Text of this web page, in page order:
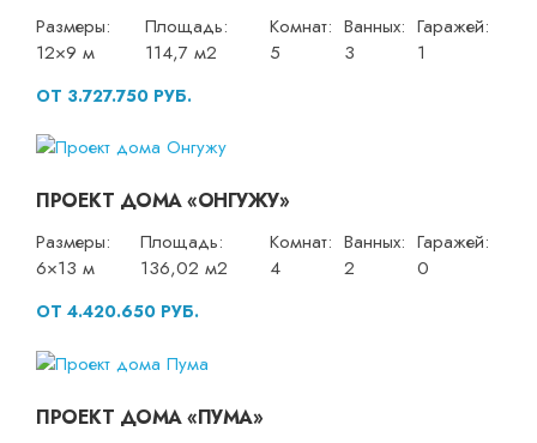
Размеры:
12×9 м
Площадь:
114,7 м2
Комнат:
5
Ванных:
3
Гаражей:
1
ОТ 3.727.750 РУБ.
ПРОЕКТ ДОМА «ОНГУЖУ»
Размеры:
6×13 м
Площадь:
136,02 м2
Комнат:
4
Ванных:
2
Гаражей:
0
ОТ 4.420.650 РУБ.
ПРОЕКТ ДОМА «ПУМА»